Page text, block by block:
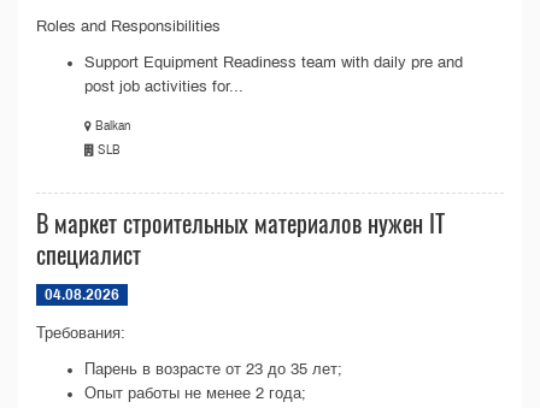
Roles and Responsibilities
Support Equipment Readiness team with daily pre and
post job activities for...
Balkan
SLB
В маркет строительных материалов нужен IT
специалист
04.08.2026
Требования:
Парень в возрасте от 23 до 35 лет;
Опыт работы не менее 2 года;